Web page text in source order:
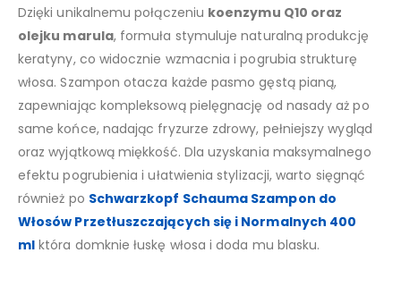
Dzięki unikalnemu połączeniu koenzymu Q10 oraz
olejku marula, formuła stymuluje naturalną produkcję
keratyny, co widocznie wzmacnia i pogrubia strukturę
włosa. Szampon otacza każde pasmo gęstą pianą,
zapewniając kompleksową pielęgnację od nasady aż po
same końce, nadając fryzurze zdrowy, pełniejszy wygląd
oraz wyjątkową miękkość. Dla uzyskania maksymalnego
efektu pogrubienia i ułatwienia stylizacji, warto sięgnąć
również po Schwarzkopf Schauma Szampon do
Włosów Przetłuszczających się i Normalnych 400
ml która domknie łuskę włosa i doda mu blasku.